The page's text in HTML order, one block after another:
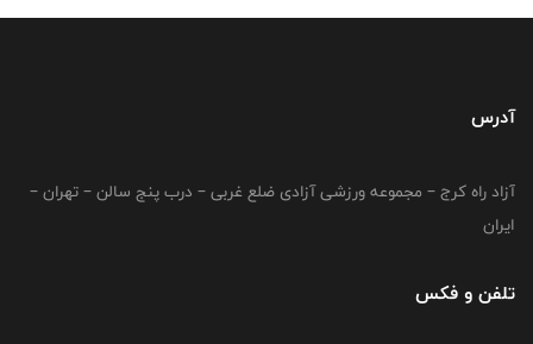
آدرس
آزاد راه کرج – مجموعه ورزشی آزادی ضلع غربی – درب پنج سالن – تهران –
ایران
تلفن و فکس